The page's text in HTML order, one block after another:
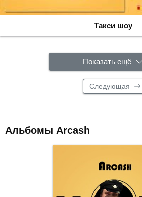
Такси шоу
Показать ещё
Следующая
Альбомы Arcash